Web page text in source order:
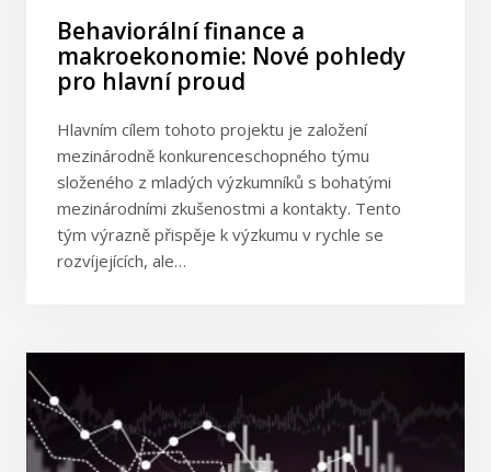
Behaviorální finance a
makroekonomie: Nové pohledy
pro hlavní proud
Hlavním cílem tohoto projektu je založení
mezinárodně konkurenceschopného týmu
složeného z mladých výzkumníků s bohatými
mezinárodními zkušenostmi a kontakty. Tento
tým výrazně přispěje k výzkumu v rychle se
rozvíjejících, ale…